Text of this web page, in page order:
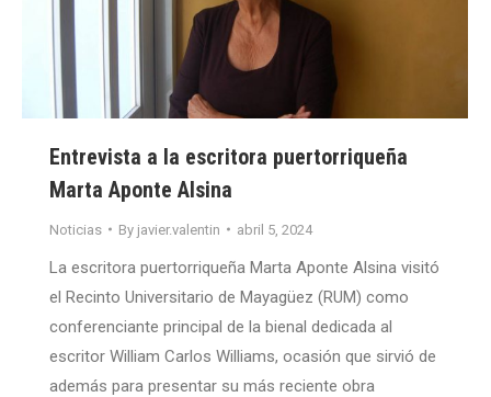
Entrevista a la escritora puertorriqueña
Marta Aponte Alsina
Noticias By javier.valentin abril 5, 2024
La escritora puertorriqueña Marta Aponte Alsina visitó
el Recinto Universitario de Mayagüez (RUM) como
conferenciante principal de la bienal dedicada al
escritor William Carlos Williams, ocasión que sirvió de
además para presentar su más reciente obra